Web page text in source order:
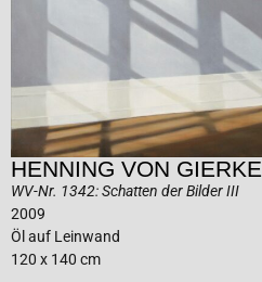
HENNING VON GIERKE
WV-Nr. 1342: Schatten der Bilder III
2009
Öl auf Leinwand
120 x 140 cm